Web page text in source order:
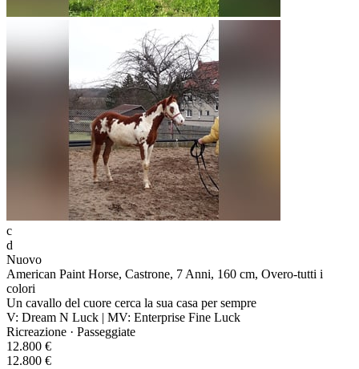
c
d
Nuovo
American Paint Horse, Castrone, 7 Anni, 160 cm, Overo-tutti i
colori
Un cavallo del cuore cerca la sua casa per sempre
V: Dream N Luck | MV: Enterprise Fine Luck
Ricreazione · Passeggiate
12.800 €
12.800 €